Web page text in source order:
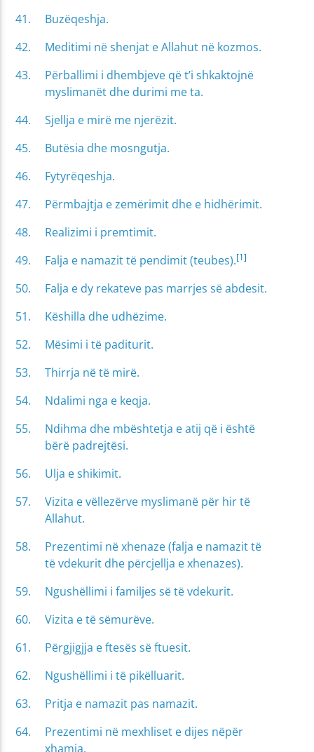
Buzëqeshja.
Meditimi në shenjat e Allahut në kozmos.
Përballimi i dhembjeve që t’i shkaktojnë
myslimanët dhe durimi me ta.
Sjellja e mirë me njerëzit.
Butësia dhe mosngutja.
Fytyrëqeshja.
Përmbajtja e zemërimit dhe e hidhërimit.
Realizimi i premtimit.
Falja e namazit të pendimit (teubes).[1]
Falja e dy rekateve pas marrjes së abdesit.
Këshilla dhe udhëzime.
Mësimi i të paditurit.
Thirrja në të mirë.
Ndalimi nga e keqja.
Ndihma dhe mbështetja e atij që i është
bërë padrejtësi.
Ulja e shikimit.
Vizita e vëllezërve myslimanë për hir të
Allahut.
Prezentimi në xhenaze (falja e namazit të
të vdekurit dhe përcjellja e xhenazes).
Ngushëllimi i familjes së të vdekurit.
Vizita e të sëmurëve.
Përgjigjja e ftesës së ftuesit.
Ngushëllimi i të pikëlluarit.
Pritja e namazit pas namazit.
Prezentimi në mexhliset e dijes nëpër
xhamia.